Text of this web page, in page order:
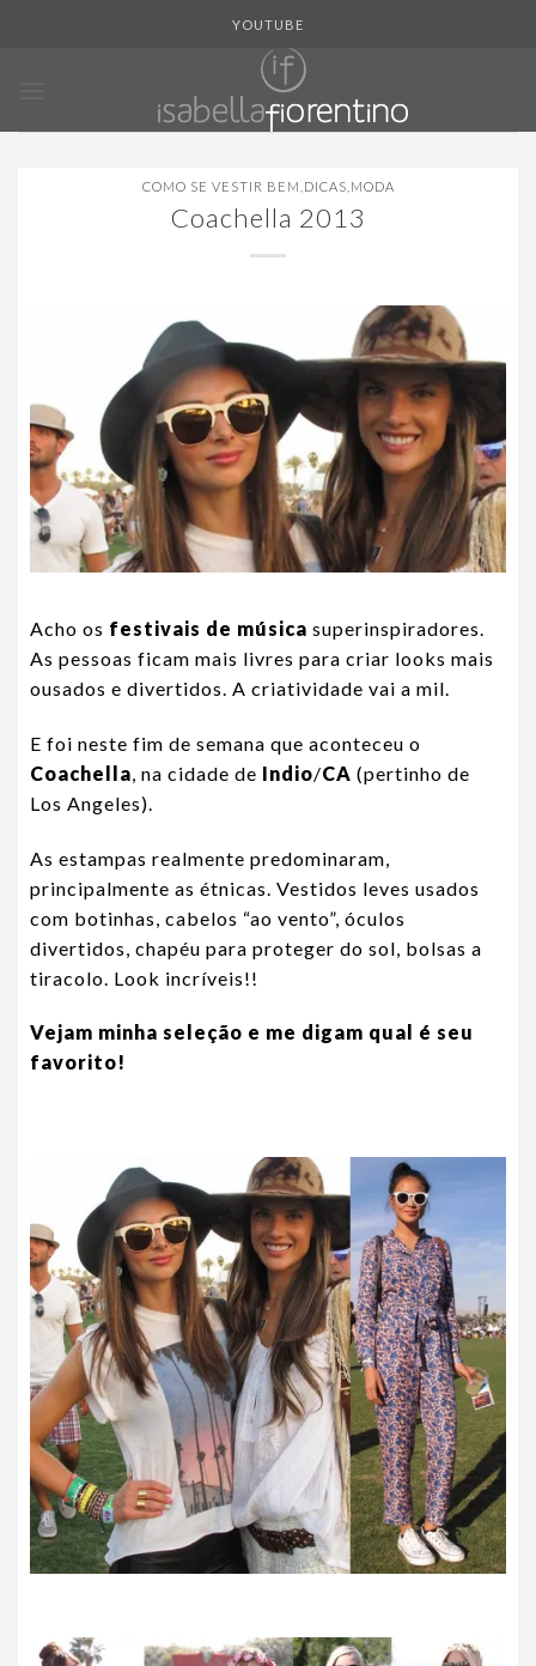
YOUTUBE
COMO SE VESTIR BEM DICAS MODA
Coachella 2013
Acho os festivais de música superinspiradores.
As pessoas ficam mais livres para criar looks mais
ousados e divertidos. A criatividade vai a mil.
E foi neste fim de semana que aconteceu o
Coachella , na cidade de Indio/CA (pertinho de
Los Angeles).
As estampas realmente predominaram,
principalmente as étnicas. Vestidos leves usados
com botinhas, cabelos “ao vento”, óculos
divertidos, chapéu para proteger do sol, bolsas a
tiracolo. Look incríveis!!
Vejam minha seleção e me digam qual é seu
favorito!